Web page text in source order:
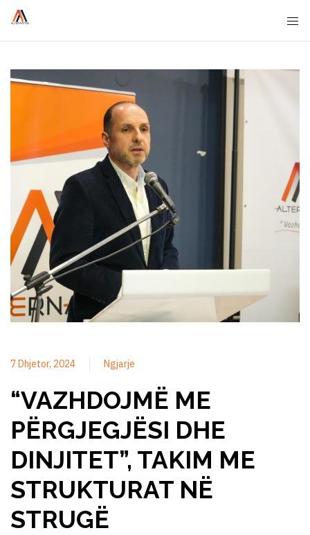
7 Dhjetor, 2024 Ngjarje
“VAZHDOJMË ME
PËRGJEGJËSI DHE
DINJITET”, TAKIM ME
STRUKTURAT NË
STRUGË